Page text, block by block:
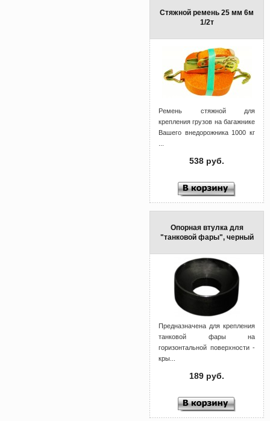
Стяжной ремень 25 мм 6м
1/2т
Ремень стяжной для
крепления грузов на багажнике
Вашего внедорожника 1000 кг
538 руб.
Опорная втулка для
"танковой фары", черный
Предназначена для крепления
танковой фары на
горизонтальной поверхности -
кры...
189 руб.